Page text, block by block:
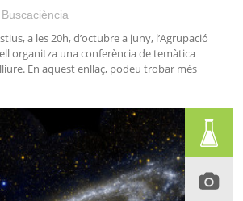
Buscaciència
a les 20h, d’octubre a juny, l’Agrupació
organitza una conferència de temàtica
En aquest enllaç, podeu trobar més